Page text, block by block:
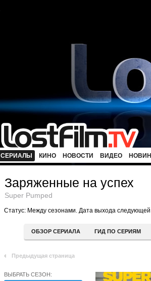
СЕРИАЛЫ КИНО НОВОСТИ ВИДЕО
Заряженные на успех
Super Pumped
Статус: Между сезонами. Дата выхода
ОБЗОР СЕРИАЛА ГИД ПО СЕРИЯМ
Предыдущая страница
ВЫБРАТЬ СЕЗОН: